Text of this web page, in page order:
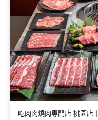
吃肉肉燒肉専門店-桃園店